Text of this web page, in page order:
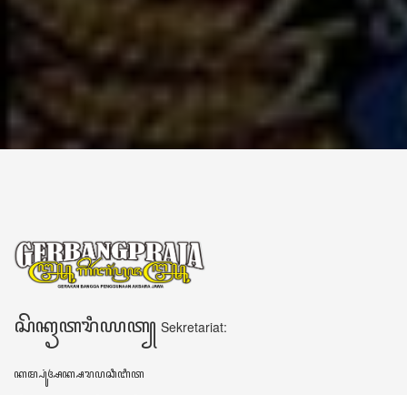
ꦧꦶꦤ꧀ꦠꦫꦤ꧀ꦮꦺꦠꦤ꧀ꦱꦿꦶꦩꦸꦭ꧀ꦚꦥꦶꦪꦸꦁ
ꦔꦤ꧀ꦧꦤ꧀ꦠꦸꦭ꧀ꦪꦺꦴꦒ꧀ꦚꦏꦂꦠ
Bintaran Wetan 06 Kalurahan Srimulyo, Kapanewon Piyungan, Kab. Bantul,
Daerah Istimewa Yogyakarta 55792
GERBANG PRAJA
꧋ꦱꦼꦧꦸꦮꦃꦒꦼꦫꦏ꧀ꦥꦼꦫꦸꦧꦲꦤ꧀ꦝꦶꦪꦩ꧀ꦝꦶꦪꦩ꧀ꦠꦼꦔꦃꦣꦶꦭꦏꦸꦏꦤ꧀꧈
ꦊꦣꦏꦤ꧀ꦚ...